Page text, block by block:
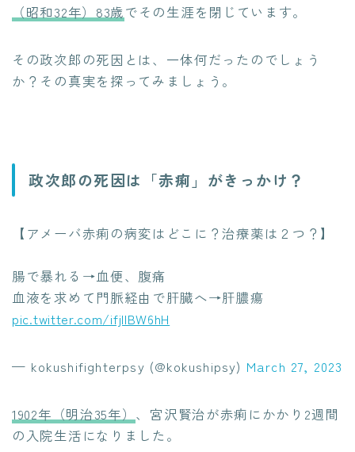
（昭和32年）83歳でその生涯を閉じています。
その政次郎の死因とは、一体何だったのでしょう
か？その真実を探ってみましょう。
政次郎の死因は「赤痢」がきっかけ？
【アメーバ赤痢の病変はどこに？治療薬は２つ？】
腸で暴れる→血便、腹痛
血液を求めて門脈経由で肝臓へ→肝膿瘍
pic.twitter.com/ifjIIBW6hH
— kokushifighterpsy (@kokushipsy) March 27, 2023
1902年（明治35年） 、宮沢賢治が赤痢にかかり2週間
の入院生活になりました。